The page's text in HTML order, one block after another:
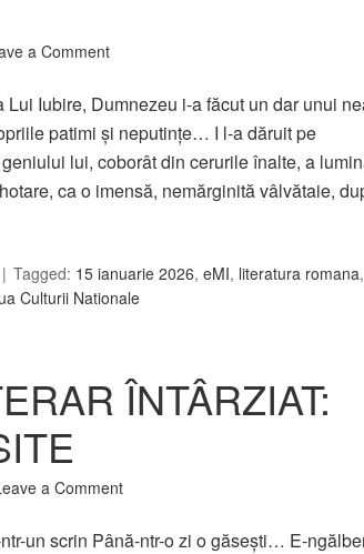
a Comment
Lui Iubire, Dumnezeu i-a făcut un dar unui
patimi și neputințe… I l-a dăruit pe
lui, coborât din cerurile înalte, a
ca o imensă, nemărginită vâlvătaie,
Tagged: 15 ianuarie 2026, eMI, literatura romana,
Culturii Nationale
ÎNTÂRZIAT:
a Comment
un scrin Până-ntr-o zi o găseşti… E-